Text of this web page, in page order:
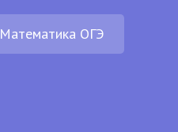
Математика ОГЭ